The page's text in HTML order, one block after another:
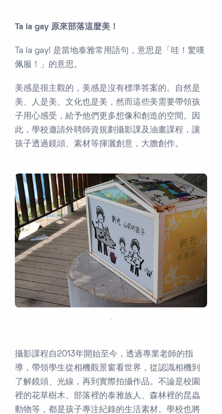
Ta la gay 原來部落這麼美！
Ta la gay! 是當地泰雅常用語句，意思是「哇！驚嘆
佩服！」的意思。
美感是很主觀的，美感是沒有標準答案的。自然是
美、人是美、文化也是美，然而這些美需要帶領孩
子用心感受，給予他們更多想像和創造的空間。因
此，學校邀請外聘師資規劃攝影課及油畫課程，讓
孩子透過鏡頭、素材等揮灑創意，大膽創作。
．
攝影課程自2013年開始至今，透過專業老師的指
導，帶領學生從相機觀景窗看世界，從認識相機到
了解鏡頭、光線，再到實際拍攝作品。不論是校園
裡的花草樹木、部落裡的泰雅族人、森林裡的昆蟲
動物等，都是孩子專注紀錄的生活素材。學校也將